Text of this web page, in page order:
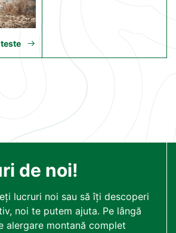
de noi!
lucruri noi sau să îți descoperi
noi te putem ajuta. Pe lângă
alergare montană complet